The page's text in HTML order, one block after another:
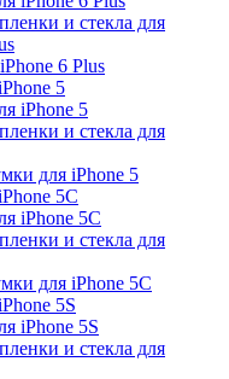
и стекла для
6 Plus
5
iPhone 5
и стекла для
для iPhone 5
5C
iPhone 5C
и стекла для
для iPhone 5C
5S
iPhone 5S
и стекла для